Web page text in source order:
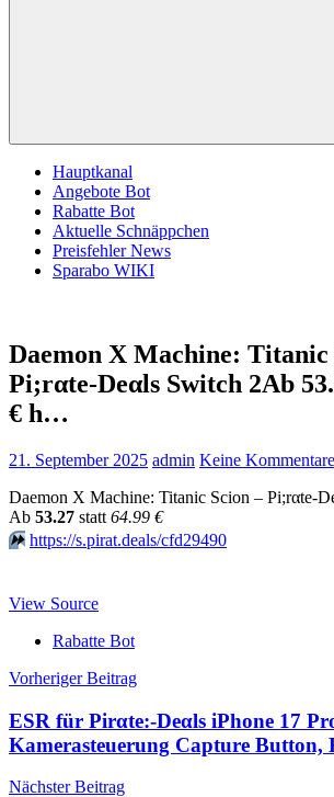
Hauptkanal
Angebote Bot
Rabatte Bot
Aktuelle Schnäppchen
Preisfehler News
Sparabo WIKI
Daemon X Machine: Titanic
Pi;rαtе-Dеαls Switch 2Аb
€ h…
21. September 2025 admin Keine Kommentare
Daemon X Machine: Titanic Scion – Pi;rαtе-
Аb 53.27 statt 64.99 €
⏩️ https://s.pirat.deals/cfd29490
View Source
Rabatte Bot
Beitragsnavigation
Vorheriger Beitrag
ESR für Pirαtе:-Dеαls iPhone 17
Kamerasteuerung Capture
Nächster Beitrag